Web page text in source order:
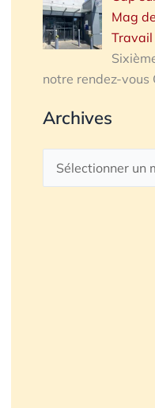
Mag
Travail
notre rendez-vous
Archives